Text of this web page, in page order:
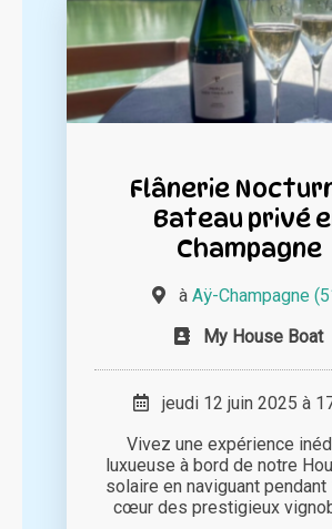
Flânerie
Bateau privé
Champagne
à Aÿ-Champagne
My House Boat
jeudi 12 juin 2025 à
Vivez une expérience
luxueuse à bord de notre
solaire en naviguant pendant
cœur des prestigieux